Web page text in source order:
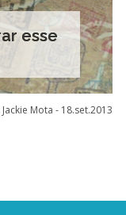
esse
Mota - 18.set.2013